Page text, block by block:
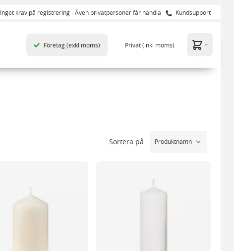
Inget krav på registrering - Även privatpersoner får handla Kundsupport
Företag(exkl moms) Privat(inkl moms)
Sortera på